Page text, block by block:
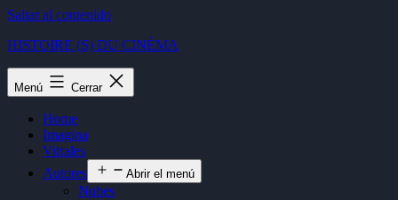
Saltar al contenido
HISTOIRE (S) DU CINÉMA
Menú Cerrar
Home
Imagina
Vitrales
Autores
Abrir el menú
Nubes